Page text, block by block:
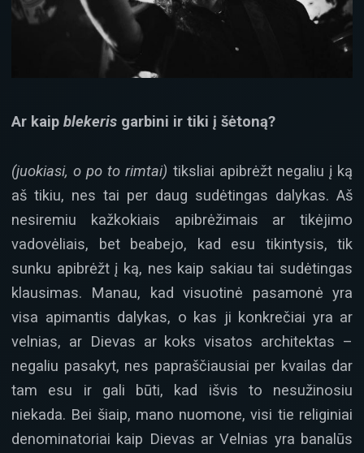
Ar kaip blekeris garbini ir tiki į šėtoną?
(juokiasi, o po to rimtai) tiksliai apibrėžt negaliu į ką
aš tikiu, nes tai per daug sudėtingas dalykas. Aš
nesiremiu kažkokiais apibrėžimais ar tikėjimo
vadovėliais, bet beabejo, kad esu tikintysis, tik
sunku apibrėžt į ką, nes kaip sakiau tai sudėtingas
klausimas. Manau, kad visuotinė pasamonė yra
visa apimantis dalykas, o kas ji konkrečiai yra ar
velnias, ar Dievas ar koks visatos architektas –
negaliu pasakyt, nes papraščiausiai per kvailas dar
tam esu ir gali būti, kad išvis to nesužinosiu
niekada. Bei šiaip, mano nuomone, visi tie religiniai
denominatoriai kaip Dievas ar Velnias yra banalūs